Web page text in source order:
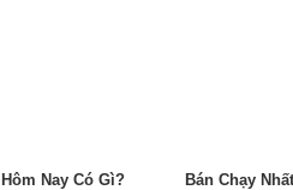
Hôm Nay Có Gì? Bán Chạy Nhất